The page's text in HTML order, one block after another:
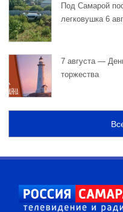
Под Самарой
легковушка 6
7 августа —
торжества